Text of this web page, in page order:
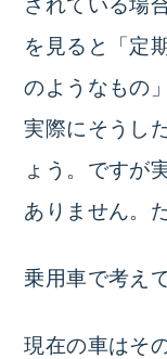
を見ると「定
のようなもの
実際にそうし
ょう。ですが
ありません。
乗用車で考え
現在の車はそ